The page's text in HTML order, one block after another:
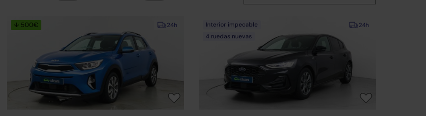
24h
↓ 500€ 24h
Interior impecable
4 ruedas nuevas